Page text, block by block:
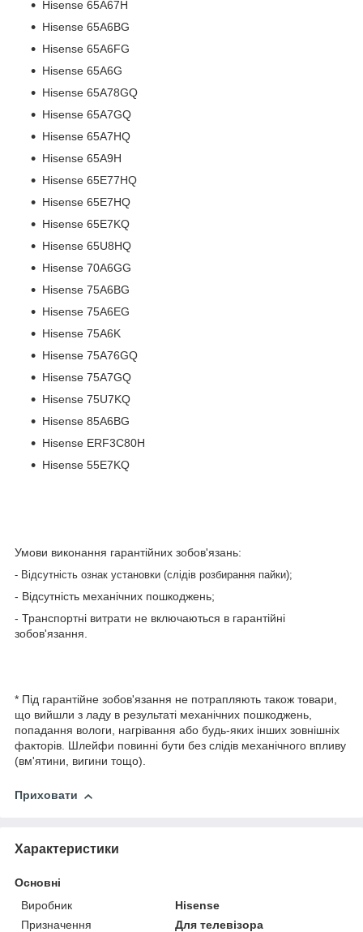
Hisense 65A67H
Hisense 65A6BG
Hisense 65A6FG
Hisense 65A6G
Hisense 65A78GQ
Hisense 65A7GQ
Hisense 65A7HQ
Hisense 65A9H
Hisense 65E77HQ
Hisense 65E7HQ
Hisense 65E7KQ
Hisense 65U8HQ
Hisense 70A6GG
Hisense 75A6BG
Hisense 75A6EG
Hisense 75A6K
Hisense 75A76GQ
Hisense 75A7GQ
Hisense 75U7KQ
Hisense 85A6BG
Hisense ERF3C80H
Hisense 55E7KQ
Умови виконання гарантійних зобов'язань:
- Відсутність ознак установки (слідів розбирання пайки);
- Відсутність механічних пошкоджень;
- Транспортні витрати не включаються в гарантійні
зобов'язання.
* Під гарантійне зобов'язання не потрапляють також товари,
що вийшли з ладу в результаті механічних пошкоджень,
попадання вологи, нагрівання або будь-яких інших зовнішніх
факторів. Шлейфи повинні бути без слідів механічного впливу
(вм'ятини, вигини тощо).
Приховати
Характеристики
Основні
Виробник
Hisense
Призначення
Для телевізора